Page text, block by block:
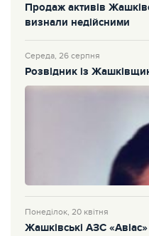
Продаж активів
визнали недійсними
Середа, 26 серпня
Розвідник із
Понеділок, 20 квітня
Жашківські АЗС